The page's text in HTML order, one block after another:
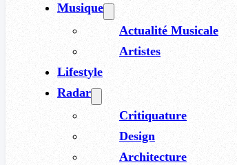
Musique
Actualité Musicale
Artistes
Lifestyle
Radar
Critiquature
Design
Architecture